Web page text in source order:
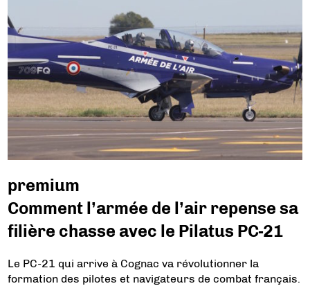
premium
Comment l’armée de l’air repense sa
filière chasse avec le Pilatus PC-21
Le PC-21 qui arrive à Cognac va révolutionner la
formation des pilotes et navigateurs de combat français.